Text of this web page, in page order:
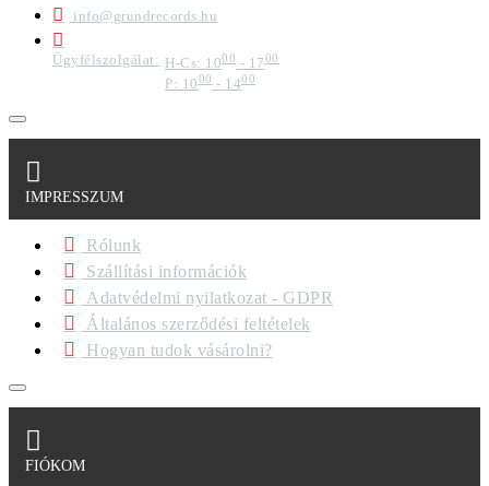
info@grundrecords.hu
Ügyfélszolgálat: H-Cs: 1000 - 1700
P: 1000- 1400
IMPRESSZUM
Rólunk
Szállítási információk
Adatvédelmi nyilatkozat - GDPR
Általános szerződési feltételek
Hogyan tudok vásárolni?
FIÓKOM